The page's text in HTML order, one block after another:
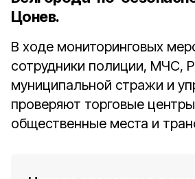
Цонев.
В ходе мониторинговых
сотрудники полиции, МЧС,
муниципальной стражи и
проверяют торговые
общественные места и